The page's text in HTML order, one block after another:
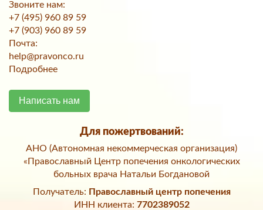
Звоните нам:
+7 (495) 960 89 59
+7 (903) 960 89 59
Почта:
help@pravonco.ru
Подробнее
Написать нам
Для пожертвований:
АНО (Автономная некоммерческая организация)
«Православный Центр попечения онкологических
больных врача Натальи Богдановой
Получатель: Православный центр попечения
ИНН клиента: 7702389052